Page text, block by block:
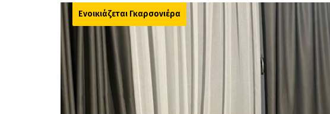
Ενοικιάζεται Γκαρσονιέρα